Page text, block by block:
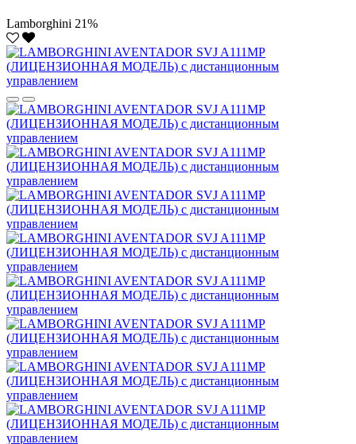
Lamborghini 21%